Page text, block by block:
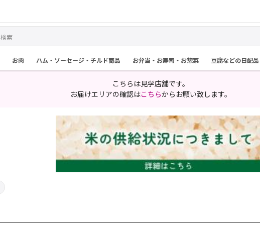
お肉 ハム・ソーセージ・チルド商品 お弁当・お寿司・お惣菜 豆腐などの日配品
こちらは見学店舗です。
お届けエリアの確認はこちらからお願い致します。